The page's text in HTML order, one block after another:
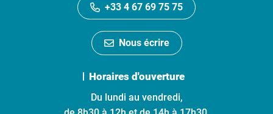
+33 4 67 69 75 75
Nous écrire
Horaires d'ouverture
Du lundi au vendredi,